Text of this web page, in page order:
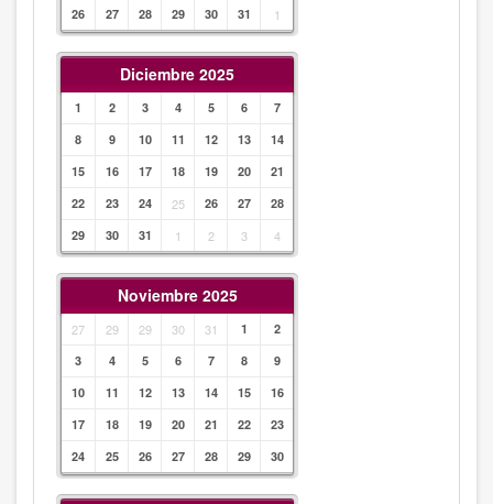
26
27 28 29 30 31 1
Diciembre 2025
1 2 3 4 5 6
7
8
9 10 11 12 13
14
15
16 17 18 19 20
21
22
23 24 25 26 27
28
29
30 31 1 2 3 4
Noviembre 2025
27 29 29 30 31 1
2
3
4 5 6 7 8
9
10
11 12 13 14 15
16
17
18 19 20 21 22
23
24
25 26 27 28 29 30